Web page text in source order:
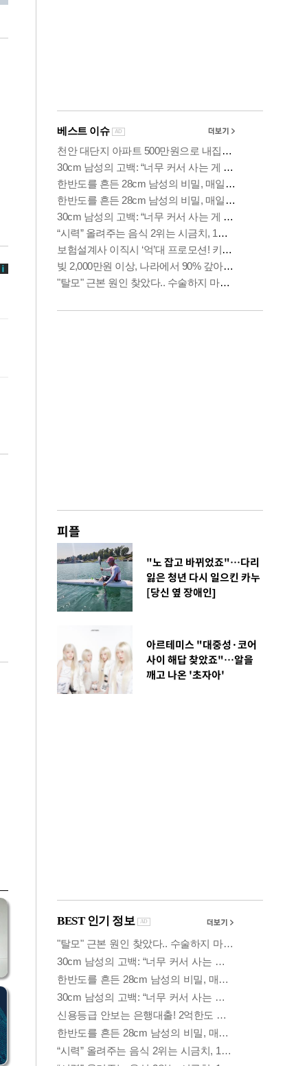
피플
"노 잡고 바뀌었죠"…다리
잃은 청년 다시 일으킨 카누
[당신 옆 장애인]
아르테미스 "대중성·코어
사이 해답 찾았죠"…알을
깨고 나온 '초자아'